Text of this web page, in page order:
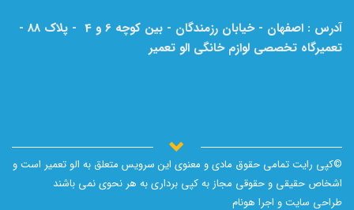
آدرس : اصفهان - خیابان رزمندگان - بین کوچه 6 و 4 - پلاک 88 -
تعمیرگاه تخصصی لوازم خانگی الو تعمیر
©کپی رایت تمامی حقوق مادی و معنوی این سرویس متعلق به الو تعمیر است و
اشخاص حقیقی و حقوقی مجاز به کپی برداری به هر نحوی نمی باشند
طراحی سایت و اجرا هونام